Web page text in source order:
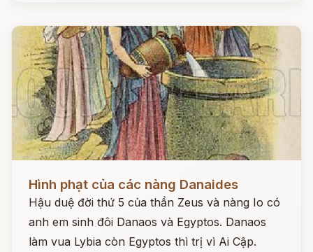
Hình phạt của các nàng Danaides
Hậu duệ đời thứ 5 của thần Zeus và nàng Io có
anh em sinh đôi Danaos và Egyptos. Danaos
làm vua Lybia còn Egyptos thì trị vì Ai Cập.